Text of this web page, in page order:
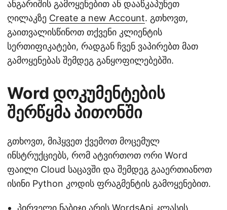
ანგარიშის გამოყენებით ან დააწკაპუნეთ
ღილაკზე Create a new Account. გთხოვთ,
გაითვალისწინოთ თქვენი კლიენტის
სერთიფიკატები, რადგან ჩვენ ვაპირებთ მათ
გამოყენებას შემდეგ განყოფილებებში.
Word დოკუმენტების
შერწყმა პითონში
გთხოვთ, მიჰყვეთ ქვემოთ მოცემულ
ინსტრუქციებს, რომ ატვირთოთ ორი Word
ფაილი Cloud საცავში და შემდეგ გააერთიანოთ
ისინი Python კოდის ფრაგმენტის გამოყენებით.
პირველი ნაბიჯი არის WordsApi კლასის